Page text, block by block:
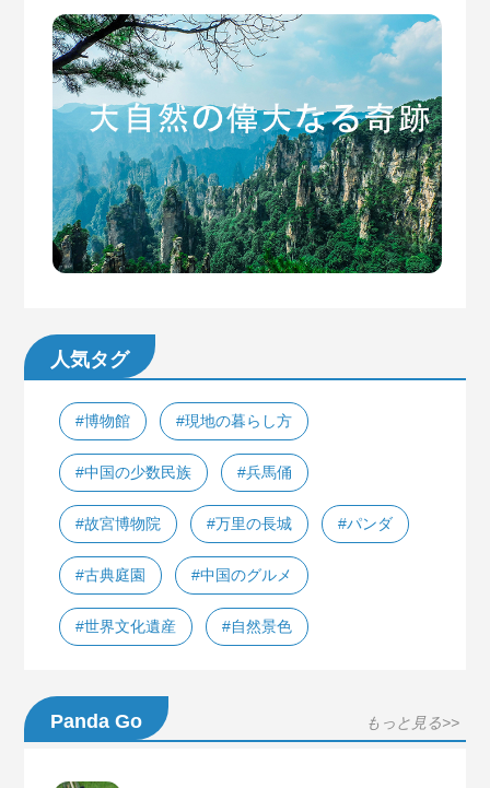
人気タグ
#博物館 #現地の暮らし方
#中国の少数民族 #兵馬俑
#故宮博物院 #万里の長城 #パンダ
#古典庭園 #中国のグルメ
#世界文化遺産 #自然景色
Panda Go もっと見る>>